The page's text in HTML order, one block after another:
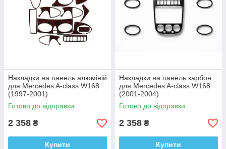
Накладки на панель алюміній
для Mercedes A-сlass W168
(1997-2001)
Готово до відправки
2 358 ₴
Купити
Накладки на панель карбон
для Mercedes A-сlass W168
(2001-2004)
Готово до відправки
2 358 ₴
Купити